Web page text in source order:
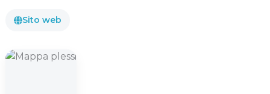
Sito web